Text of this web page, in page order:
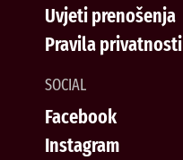
Uvjeti prenošenja
Pravila privatnosti
SOCIAL
Facebook
Instagram